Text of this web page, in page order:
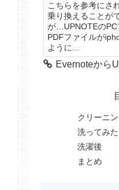
こちらを参考にさ
乗り換えることが
が…UPNOTEのPC
PDFファイルが
ように...
Evernoteから
クリーニ
洗ってみた
洗濯後
まとめ